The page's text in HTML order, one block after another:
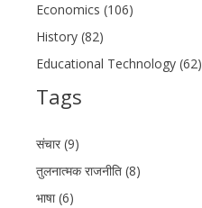
Economics (106)
History (82)
Educational Technology (62)
Tags
संचार (9)
तुलनात्मक राजनीति (8)
भाषा (6)